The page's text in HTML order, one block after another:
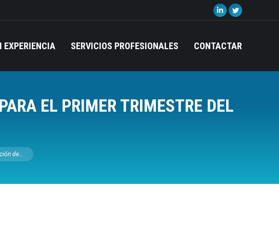
Linkedin
opens
new
Twitter
opens
new
EXPERIENCIA SERVICIOS PROFESIONALES CONTACTAR
EL PRIMER TRIMESTRE DEL
de…